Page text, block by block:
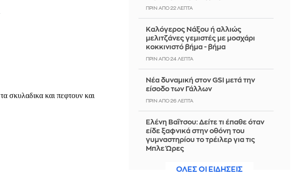
ΠΡΙΝ ΑΠΌ 22 ΛΕΠΤΆ
Καλόγερος Νάξου ή αλλιώς
μελιτζάνες γεμιστές με μοσχάρι
κοκκινιστό βήμα - βήμα
ΠΡΙΝ ΑΠΌ 25 ΛΕΠΤΆ
Νέα δυναμική στον GSI μετά την
είσοδο των Γάλλων
ΠΡΙΝ ΑΠΌ 26 ΛΕΠΤΆ
Ελένη Βαΐτσου: Δείτε τι έπαθε όταν
είδε ξαφνικά στην οθόνη του
γυμναστηρίου το τρέιλερ για τις
Μπλε Ώρες
ΟΛΕΣ ΟΙ ΕΙΔΗΣΕΙΣ